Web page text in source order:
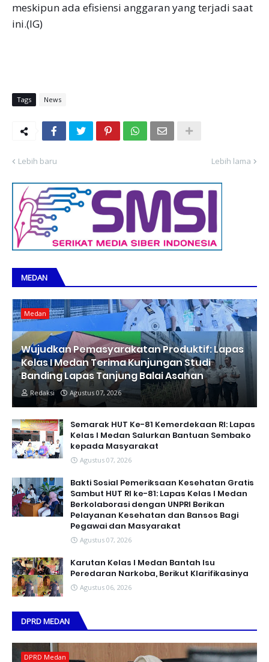
meskipun ada efisiensi anggaran yang terjadi saat
ini.(IG)
Tags News
Lebih baru Lebih lama
MEDAN
Medan
Wujudkan Pemasyarakatan Produktif: Lapas
Kelas I Medan Terima Kunjungan Studi
Banding Lapas Tanjung Balai Asahan
Redaksi Agustus 07, 2026
Semarak HUT Ke-81 Kemerdekaan RI: Lapas
Kelas I Medan Salurkan Bantuan Sembako
kepada Masyarakat
Agustus 07, 2026
Bakti Sosial Pemeriksaan Kesehatan Gratis
Sambut HUT RI ke-81: Lapas Kelas I Medan
Berkolaborasi dengan UNPRI Berikan
Pelayanan Kesehatan dan Bansos Bagi
Pegawai dan Masyarakat
Agustus 07, 2026
Karutan Kelas I Medan Bantah Isu
Peredaran Narkoba, Berikut Klarifikasinya
Agustus 06, 2026
DPRD MEDAN
DPRD Medan